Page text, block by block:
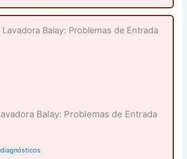
Balay: Problemas de Entrada